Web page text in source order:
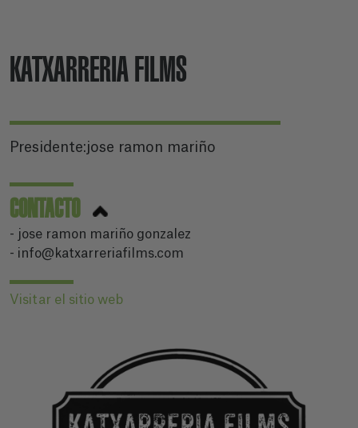
KATXARRERIA FILMS
Presidente:jose ramon mariño
CONTACTO
- jose ramon mariño gonzalez
- info@katxarreriafilms.com
Visitar el sitio web